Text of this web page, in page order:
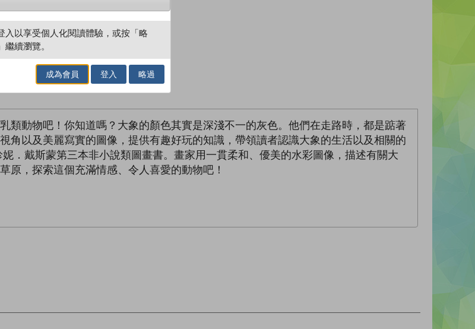
借閱實體書
類動物吧！你知道嗎？大象的顏色其實是深淺不一的灰色。他們在走路時，都是踮著
角以及美麗寫實的圖像，提供有趣好玩的知識，帶領讀者認識大象的生活以及相關的
戴斯蒙第三本非小說類圖畫書。畫家用一貫柔和、優美的水彩圖像，描述有關大
原，探索這個充滿情感、令人喜愛的動物吧！
入以享受個人化閱讀體驗，或按「略
繼續瀏覽。
成為會員 登入 略過